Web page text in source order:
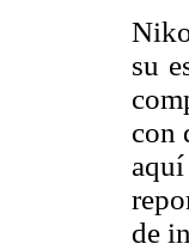
su
con
de